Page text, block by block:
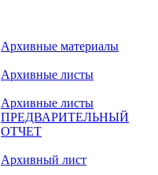
Архивные материалы
Архивные листы
Архивные листы
ПРЕДВАРИТЕЛЬНЫЙ
ОТЧЕТ
Архивный лист